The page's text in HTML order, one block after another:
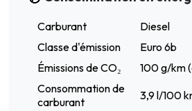
Carburant
Diesel
Classe d'émission
Euro 6b
Émissions de CO₂
100 g/km
Consommation de
carburant
3,9 l/100